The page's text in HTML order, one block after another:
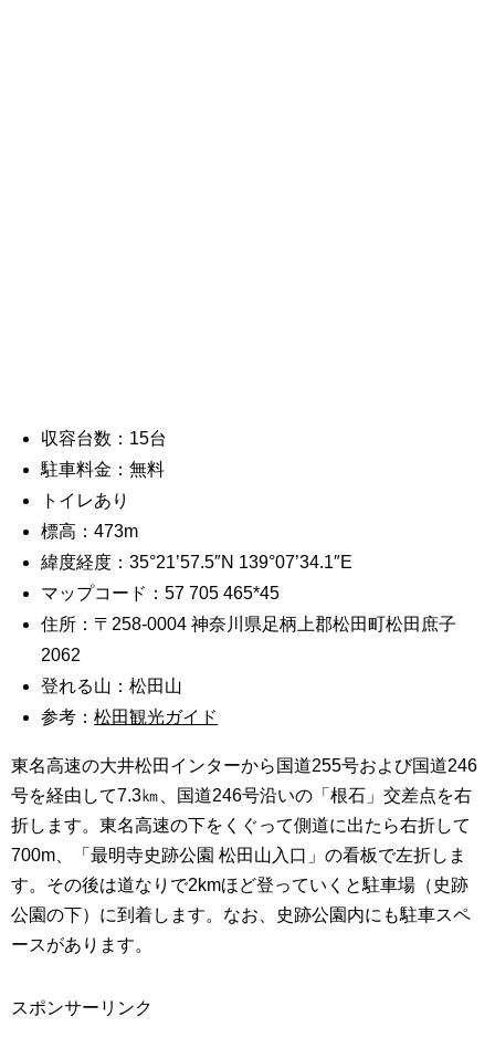
収容台数：15台
駐車料金：無料
トイレあり
標高：473m
緯度経度：35°21’57.5″N 139°07’34.1″E
マップコード：57 705 465*45
住所：〒258-0004 神奈川県足柄上郡松田町松田庶子
2062
登れる山：松田山
参考：松田観光ガイド
東名高速の大井松田インターから国道255号および国道246
号を経由して7.3㎞、国道246号沿いの「根石」交差点を右
折します。東名高速の下をくぐって側道に出たら右折して
700m、「最明寺史跡公園 松田山入口」の看板で左折しま
す。その後は道なりで2kmほど登っていくと駐車場（史跡
公園の下）に到着します。なお、史跡公園内にも駐車スペ
ースがあります。
スポンサーリンク